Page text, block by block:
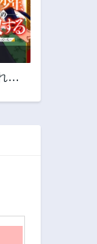
た
常